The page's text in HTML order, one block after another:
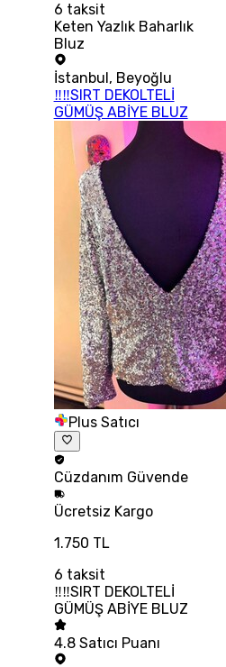
6 taksit
Keten Yazlık Baharlık
Bluz
İstanbul , Beyoğlu
‼‼SIRT DEKOLTELİ
GÜMÜŞ ABİYE BLUZ
Plus Satıcı
Cüzdanım Güvende
Ücretsiz Kargo
1.750 TL
6 taksit
‼‼SIRT DEKOLTELİ
GÜMÜŞ ABİYE BLUZ
4.8 Satıcı Puanı